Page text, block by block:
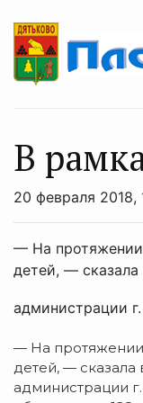
В
20 февраля 2018,
— На протяжении
детей, — сказала
администрации
— На протяжении
детей, —
администрации